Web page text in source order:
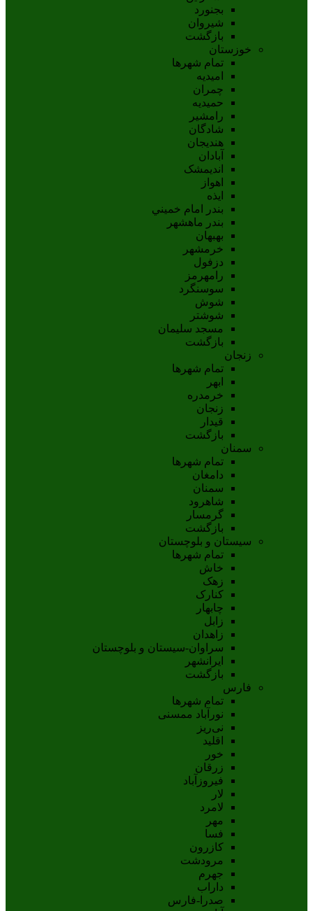
بجنورد
شيروان
بازگشت
خوزستان
تمام شهر‌ها
امیدیه
چمران
حمیدیه
رامشیر
شادگان
هندیجان
آبادان
انديمشک
اهواز
ايذه
بندر امام خميني
بندر ماهشهر
بهبهان
خرمشهر
دزفول
رامهرمز
سوسنگرد
شوش
شوشتر
مسجد سليمان
بازگشت
زنجان
تمام شهر‌ها
ابهر
خرمدره
زنجان
قيدار
بازگشت
سمنان
تمام شهر‌ها
دامغان
سمنان
شاهرود
گرمسار
بازگشت
سیستان و بلوچستان
تمام شهر‌ها
خاش
زهک
کنارک
چابهار
زابل
زاهدان
سراوان-سيستان و بلوچستان
ايرانشهر
بازگشت
فارس
تمام شهر‌ها
نورآباد ممسنی
نی‌ریز
اقلید
خور
زرقان
فیروزآباد
لار
لامرد
مهر
فسا
کازرون
مرودشت
جهرم
داراب
صدرا-فارس